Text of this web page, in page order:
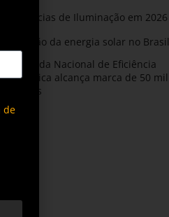
Tendências de Iluminação em 2026
Expansão da energia solar no Brasil
Olimpíada Nacional de Eficiência
Energética alcança marca de 50 mil
inscritos
de